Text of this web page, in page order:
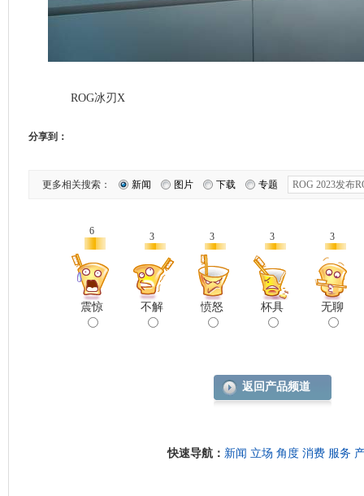
ROG冰刃X
分享到：
更多相关搜索： 新闻 图片 下载 专题
6
震惊
3
不解
3
愤怒
3
杯具
3
无聊
返回产品频道
快速导航： 新闻 立场 角度 消费 服务